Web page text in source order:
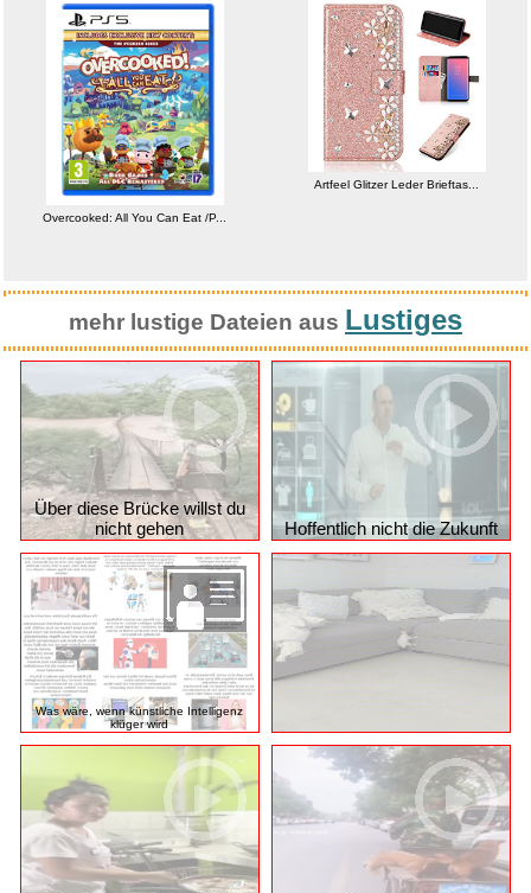
Overcooked: All You Can Eat /P...
Artfeel Glitzer Leder Brieftas...
mehr lustige Dateien aus Lustiges
Über diese Brücke willst du
nicht gehen
Hoffentlich nicht die Zukunft
Was wäre, wenn künstliche Intelligenz
klüger wird